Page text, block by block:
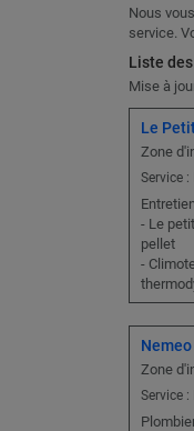
Nous
service.
Liste
Mise à
Le
Zone
Service :
- Le
pellet
-
Nemeo
Zone
Service